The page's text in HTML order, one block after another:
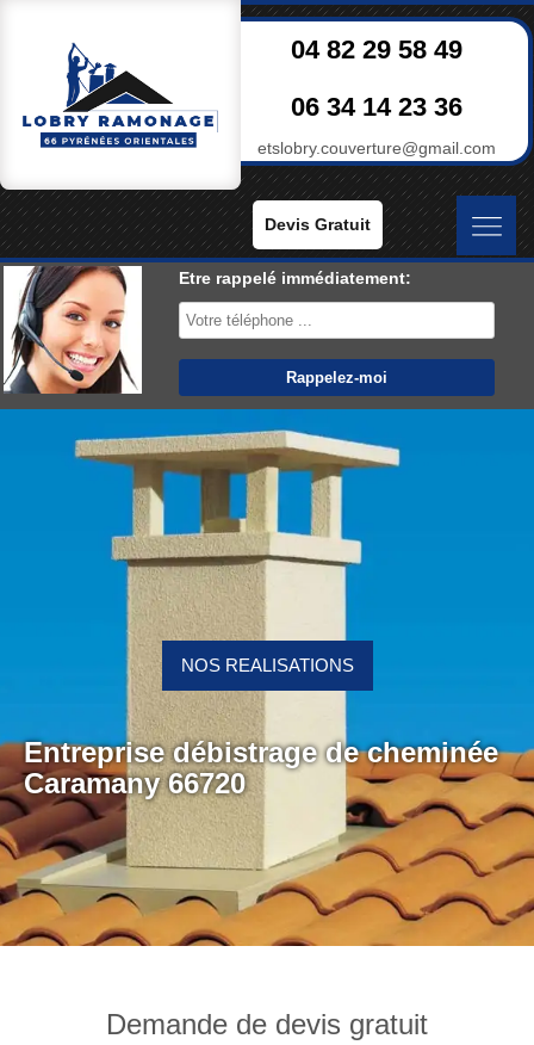
04 82 29 58 49
06 34 14 23 36
etslobry.couverture@gmail.com
Devis Gratuit
Etre rappelé immédiatement:
Entreprise débistrage de cheminée
Caramany 66720
NOS REALISATIONS
Demande de devis gratuit